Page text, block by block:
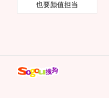
也要颜值担当